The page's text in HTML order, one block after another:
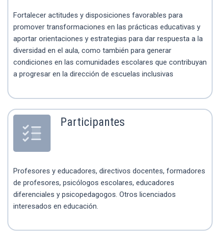
Fortalecer actitudes y disposiciones favorables para
promover transformaciones en las prácticas educativas y
aportar orientaciones y estrategias para dar respuesta a la
diversidad en el aula, como también para generar
condiciones en las comunidades escolares que contribuyan
a progresar en la dirección de escuelas inclusivas
Participantes
Profesores y educadores, directivos docentes, formadores
de profesores, psicólogos escolares, educadores
diferenciales y psicopedagogos. Otros licenciados
interesados en educación.